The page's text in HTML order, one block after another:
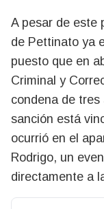
A pesar de este
de Pettinato ya
puesto que en
Criminal y
condena de
sanción está
ocurrió en el
Rodrigo, un
directamente a